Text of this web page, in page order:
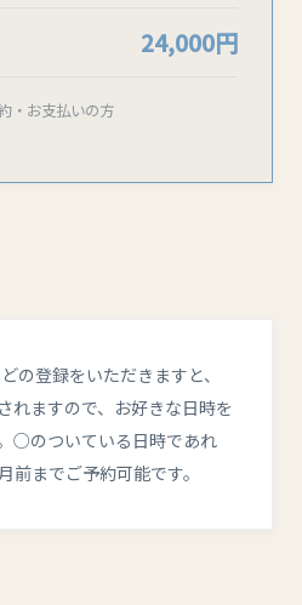
24,000円
・お支払いの方
の登録をいただきますと、
れますので、お好きな日時を
○のついている日時であれ
前までご予約可能です。